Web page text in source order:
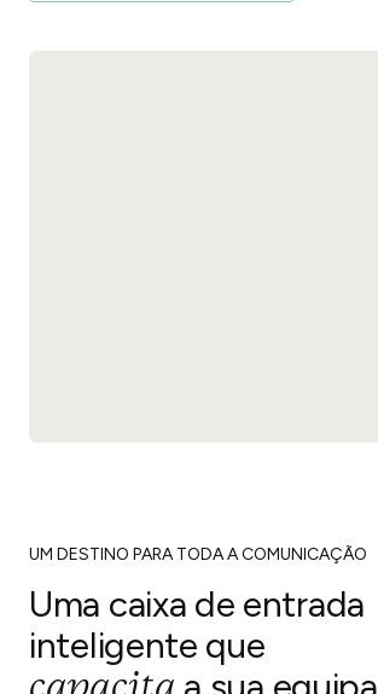
UM DESTINO PARA TODA A COMUNICAÇÃO
Uma caixa de entrada
inteligente que